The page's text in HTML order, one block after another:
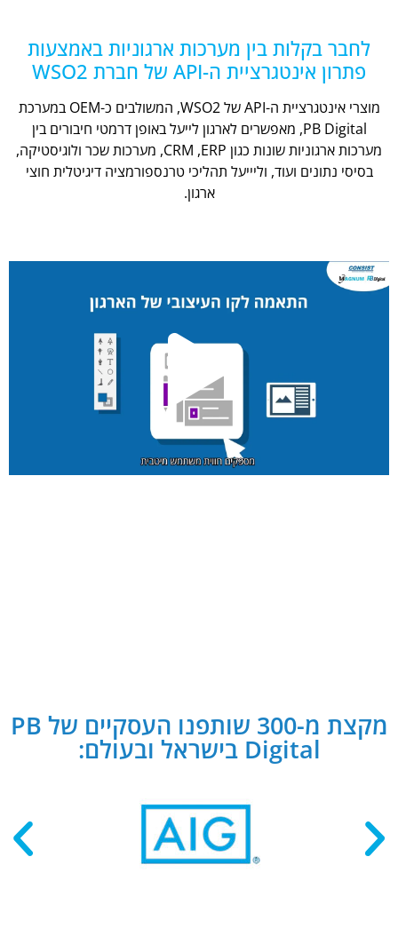
לחבר בקלות בין מערכות ארגוניות באמצעות
פתרון אינטגרציית ה-API של חברת WSO2
מוצרי אינטגרציית ה-API של WSO2, המשולבים כ-OEM במערכת
PB Digital, מאפשרים לארגון לייעל באופן דרמטי חיבורים בין
מערכות ארגוניות שונות כגון CRM ,ERP, מערכות שכר ולוגיסטיקה,
בסיסי נתונים ועוד, וליייעל תהליכי טרנספורמציה דיגיטלית חוצי
ארגון.
מקצת מ-300 שותפנו העסקיים של PB
Digital בישראל ובעולם: